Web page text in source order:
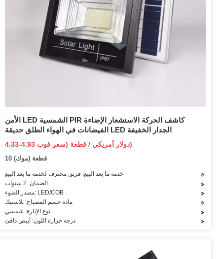
الأمن LED الشمسية PIR كاشف الحركة الاستشعار الإضاءة
الفيضانات في الهواء الطلق حديقة LED الجدار الخفيفة
4.33-4.93 دولار أمريكي / قطعة (سعر فوب)
10 قطعة (موك)
خدمة ما بعد البيع: فريق محترف لخدمة ما بعد البيع
الضمان: 2 سنوات
مصدر الضوء: LED/COB
مادة جسم المصباح: بلاستيك
نوع الإنارة: شمسي
درجة حرارة اللون: أبيض دافئ